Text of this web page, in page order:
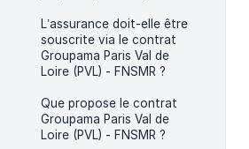
L’assurance doit-elle être
souscrite via le contrat
Groupama Paris Val de
Loire (PVL) - FNSMR ?
Que propose le contrat
Groupama Paris Val de
Loire (PVL) - FNSMR ?